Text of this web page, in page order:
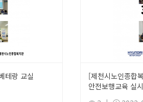
테랑 교실
[제천시노인종합
안전보행교육 실